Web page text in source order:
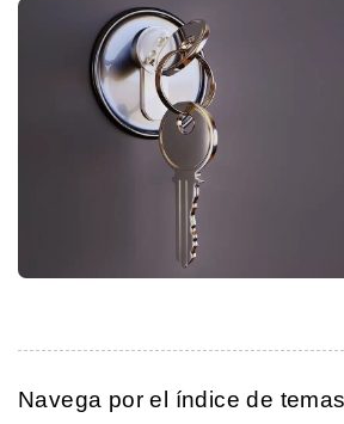
Navega por el índice de